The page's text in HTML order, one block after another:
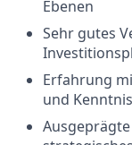
Ebenen
Sehr gutes
Erfahrung
und